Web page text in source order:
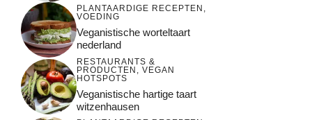
PLANTAARDIGE RECEPTEN ,
VOEDING
Veganistische worteltaart
nederland
RESTAURANTS &
PRODUCTEN , VEGAN
HOTSPOTS
Veganistische hartige taart
witzenhausen